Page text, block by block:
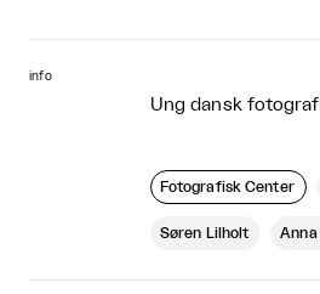
info
Ung dansk fotografi
Fotografisk Center
Søren Lilholt Anna